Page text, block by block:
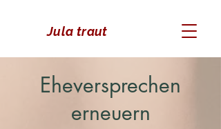
Jula traut
Eheversprechen
erneuern